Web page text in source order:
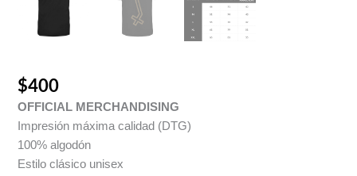
$400
OFFICIAL MERCHANDISING
Impresión máxima calidad (DTG)
100% algodón
Estilo clásico unisex